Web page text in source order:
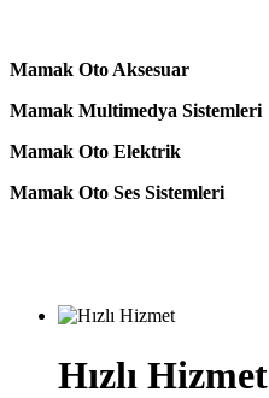
Mamak Oto Aksesuar
Mamak Multimedya Sistemleri
Mamak Oto Elektrik
Mamak Oto Ses Sistemleri
Hızlı Hizmet